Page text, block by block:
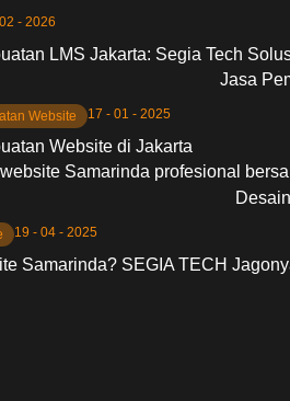
- 2026
LMS Jakarta: Segia Tech
Website 17 - 01 - 2025
Website di Jakarta
19 - 04 - 2025
Samarinda? SEGIA TECH